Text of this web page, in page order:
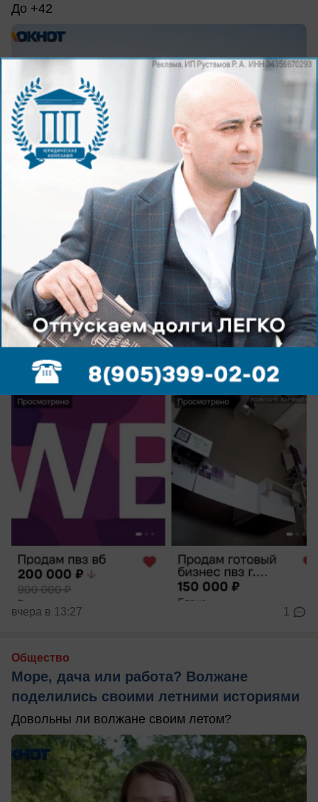
До +42
вчера в 14:25
Общество
В Волжском начали массово продавать
пункты выдачи Wildberries
Один подешевел в 4,5 раза
вчера в 13:27 1
Общество
Море, дача или работа? Волжане
поделились своими летними историями
Довольны ли волжане своим летом?